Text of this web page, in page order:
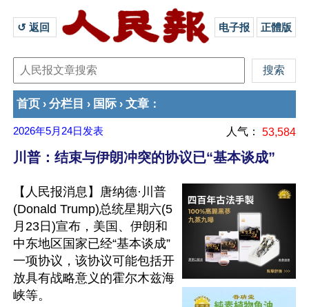
↺ 返回 电子报 正體版
首页 › 分栏目 › 国际 › 文章 ：
2026年5月24日 发表 人气： 53,584
川普：结束与伊朗冲突的协议已“基本谈成”
【人民报消息】唐纳德·川普
(Donald Trump)总统星期六(5
月23日)宣布，美国、伊朗和
中东地区国家已经“基本谈成”
一项协议，该协议可能包括开
放具有战略意义的霍尔木兹海
峡等。